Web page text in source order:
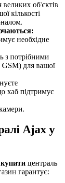
великих об'єктів
кількості
необхідне
з потрібними
для вашої
хаб підтримує
Ajax у
купити централь
гарантує: